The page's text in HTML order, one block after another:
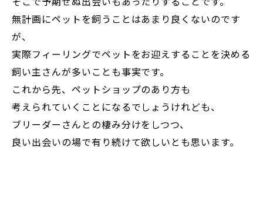
無計画にペットを飼うことはあまり良くないのです
が、
実際フィーリングでペットをお迎えすることを決める
飼い主さんが多いことも事実です。
これから先、ペットショップのあり方も
考えられていくことになるでしょうけれども、
ブリーダーさんとの棲み分けをしつつ、
良い出会いの場で有り続けて欲しいとも思います。